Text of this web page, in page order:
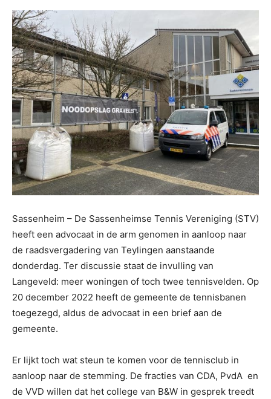
Sassenheim – De Sassenheimse Tennis Vereniging (STV)
heeft een advocaat in de arm genomen in aanloop naar
de raadsvergadering van Teylingen aanstaande
donderdag. Ter discussie staat de invulling van
Langeveld: meer woningen of toch twee tennisvelden. Op
20 december 2022 heeft de gemeente de tennisbanen
toegezegd, aldus de advocaat in een brief aan de
gemeente.
Er lijkt toch wat steun te komen voor de tennisclub in
aanloop naar de stemming. De fracties van CDA, PvdA en
de VVD willen dat het college van B&W in gesprek treedt